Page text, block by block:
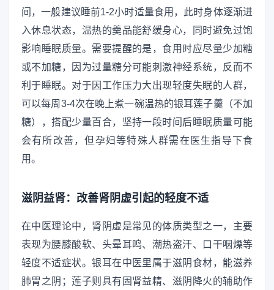
间，一般建议睡前1-2小时适量食用，此时身体逐渐进
入休息状态，温热的羹品能舒缓身心，同时避免过饱
影响睡眠质量。需要提醒的是，食用时应尽量少加糖
或不加糖，因为过量糖分可能刺激神经系统，反而不
利于睡眠。对于因工作压力大出现轻度失眠的人群，
可以每周3-4次在晚上煮一碗温热的银耳莲子羹（不加
糖），搭配少量百合，坚持一段时间后睡眠质量可能
会有所改善，但孕妇等特殊人群需在医生指导下食
用。
滋阴益肾：改善肾阴虚引起的轻度不适
在中医理论中，肾阴虚是常见的体质类型之一，主要
表现为腰膝酸软、头晕耳鸣、潮热盗汗、口干咽燥等
轻度不适症状。银耳在中医里属于滋阴食材，能滋养
肺胃之阴；莲子则具有固肾益精、滋阴降火的辅助作